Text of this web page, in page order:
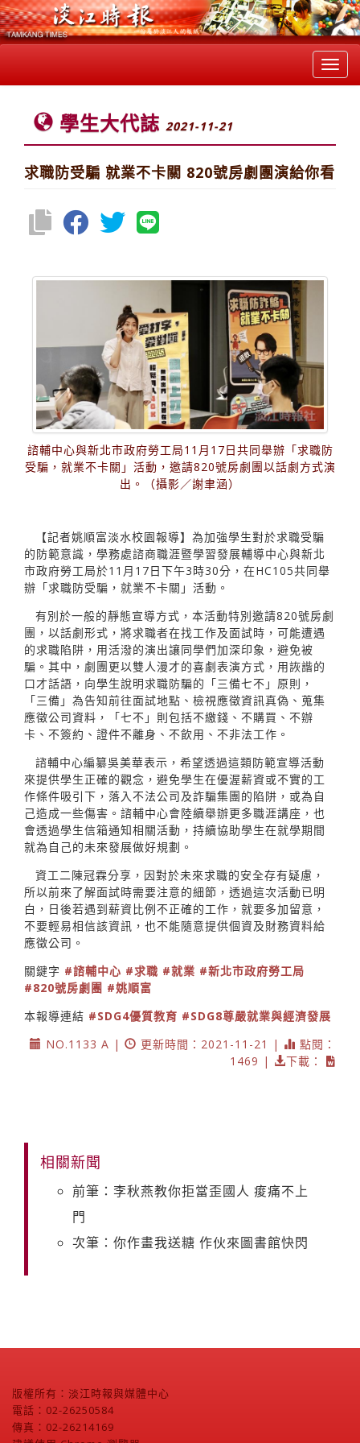
學生大代誌 2021-11-21
求職防受騙 就業不卡關 820號房劇團演給你看
諮輔中心與新北市政府勞工局11月17日共同舉辦「求職防
受騙，就業不卡關」活動，邀請820號房劇團以話劇方式演
出。（攝影／謝聿涵）
【記者姚順富淡水校園報導】為加強學生對於求職受騙
的防範意識，學務處諮商職涯暨學習發展輔導中心與新北
市政府勞工局於11月17日下午3時30分，在HC105共同舉
辦「求職防受騙，就業不卡關」活動。
有別於一般的靜態宣導方式，本活動特別邀請820號房劇
團，以話劇形式，將求職者在找工作及面試時，可能遭遇
的求職陷阱，用活潑的演出讓同學們加深印象，避免被
騙。其中，劇團更以雙人漫才的喜劇表演方式，用詼諧的
口才話語，向學生說明求職防騙的「三備七不」原則，
「三備」為告知前往面試地點、檢視應徵資訊真偽、蒐集
應徵公司資料，「七不」則包括不繳錢、不購買、不辦
卡、不簽約、證件不離身、不飲用、不非法工作。
諮輔中心編纂吳美華表示，希望透過這類防範宣導活動
來提供學生正確的觀念，避免學生在優渥薪資或不實的工
作條件吸引下，落入不法公司及詐騙集團的陷阱，或為自
己造成一些傷害。諮輔中心會陸續舉辦更多職涯講座，也
會透過學生信箱通知相關活動，持續協助學生在就學期間
就為自己的未來發展做好規劃。
資工二陳冠霖分享，因對於未來求職的安全存有疑慮，
所以前來了解面試時需要注意的細節，透過這次活動已明
白，日後若遇到薪資比例不正確的工作，就要多加留意，
不要輕易相信該資訊，也不能隨意提供個資及財務資料給
應徵公司。
關鍵字 #諮輔中心 #求職 #就業 #新北市政府勞工局
#820號房劇團 #姚順富
本報導連結 #SDG4優質教育 #SDG8尊嚴就業與經濟發展
NO.1133 A |
更新時間：2021-11-21 |
點閱：
1469 |
下載：
相關新聞
前筆：李秋燕教你拒當歪國人 痠痛不上
門
次筆：你作畫我送糖 作伙來圖書館快閃
版權所有：淡江時報與媒體中心
電話：02-26250584
傳真：02-26214169